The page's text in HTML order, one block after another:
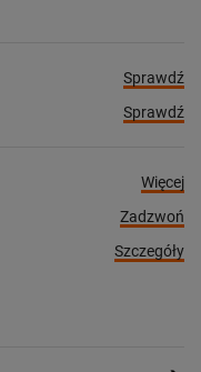
Sprawdź
Sprawdź
Więcej
Zadzwoń
Szczegóły